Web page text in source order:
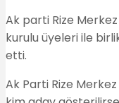
Ak parti Rize
kurulu üyeleri ile
etti.
Ak Parti Rize Merkez